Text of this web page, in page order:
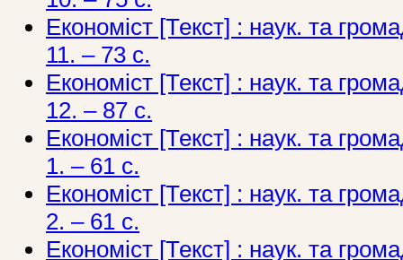
Економіст [Текст] : наук. та
11. – 73 c.
Економіст [Текст] : наук. та
12. – 87 c.
Економіст [Текст] : наук. та
1. – 61 c.
Економіст [Текст] : наук. та
2. – 61 c.
Економіст [Текст] : наук. та